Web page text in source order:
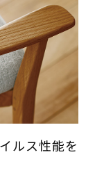
ルス性能を